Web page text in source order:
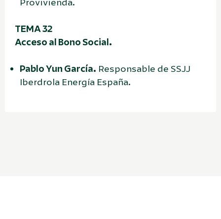
Provivienda.
TEMA 32
Acceso al Bono Social.
Pablo Yun García. Responsable de SSJJ
Iberdrola Energía España.